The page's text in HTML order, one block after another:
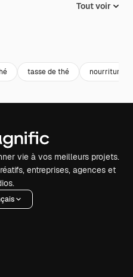
Tout voir
tasse de thé nourriture
vie à vos meilleurs projets.
entreprises, agences et